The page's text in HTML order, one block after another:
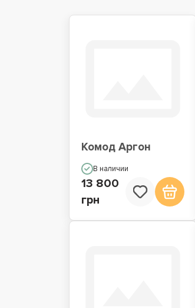
Комод Аргон
В наличии
13 800
грн